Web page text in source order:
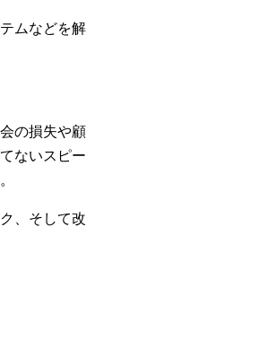
ムなどを解
の損失や顧
ないスピー
、そして改